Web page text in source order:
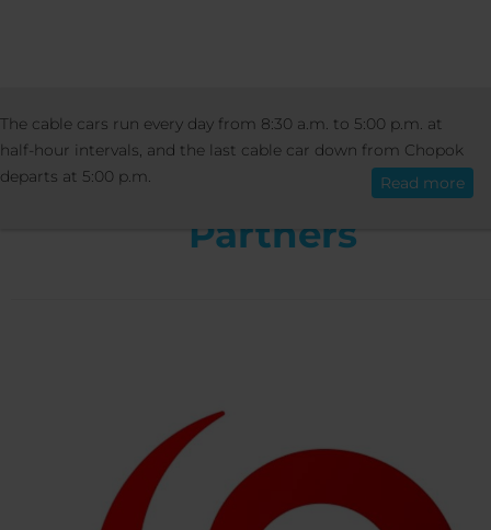
English
INFORMATION
Partners
The cable cars run every day from 8:30 a.m. to 5:00 p.m. at
half-hour intervals, and the last cable car down from Chopok
departs at 5:00 p.m.
Read more